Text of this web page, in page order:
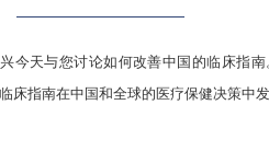
今天与您讨论如何改善中国的临床指
床指南在中国和全球的医疗保健决策中